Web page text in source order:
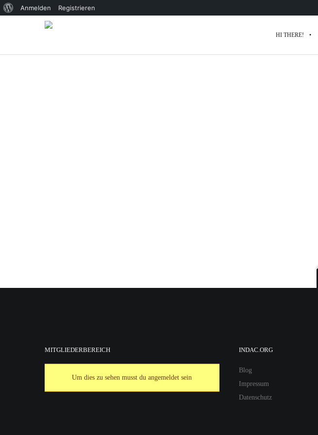
Über
WordPress
Anmelden Registrieren
HI THERE!
MITGLIEDERBEREICH
Um dies zu sehen musst du angemeldet sein
INDAC.ORG
Blog
Impressum
Datenschutz